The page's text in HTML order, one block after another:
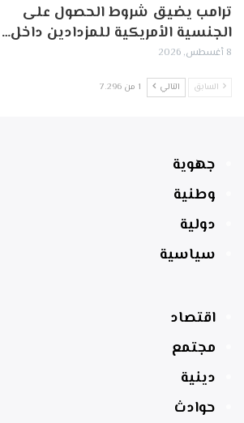
ترامب يضيق شروط الحصول على
الجنسية الأمريكية للمزدادين داخل…
8 أغسطس, 2026
السابق التالي 1 من 7٬296
جهوية
وطنية
دولية
سياسية
اقتصاد
مجتمع
دينية
حوادث